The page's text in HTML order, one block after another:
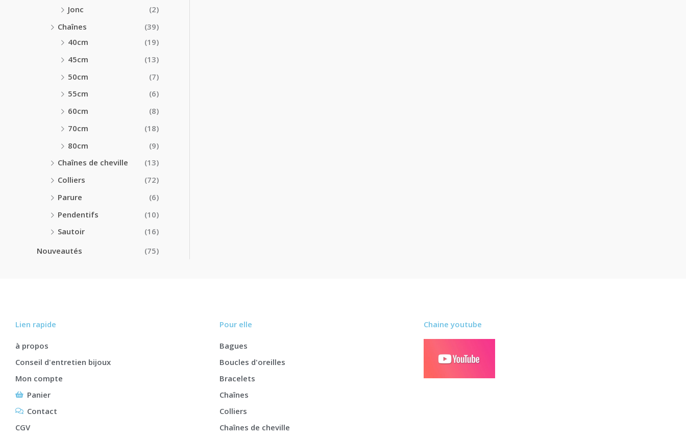
Jonc
(2)
Chaînes
(39)
40cm
(19)
45cm
(13)
50cm
(7)
55cm
(6)
60cm
(8)
70cm
(18)
80cm
(9)
Chaînes de cheville
(13)
Colliers
(72)
Parure
(6)
Pendentifs
(10)
Sautoir
(16)
Nouveautés
(75)
Lien rapide
à propos
Conseil d'entretien bijoux
Mon compte
Panier
Contact
CGV
Pour elle
Bagues
Boucles d'oreilles
Bracelets
Chaînes
Colliers
Chaînes de cheville
Chaine youtube